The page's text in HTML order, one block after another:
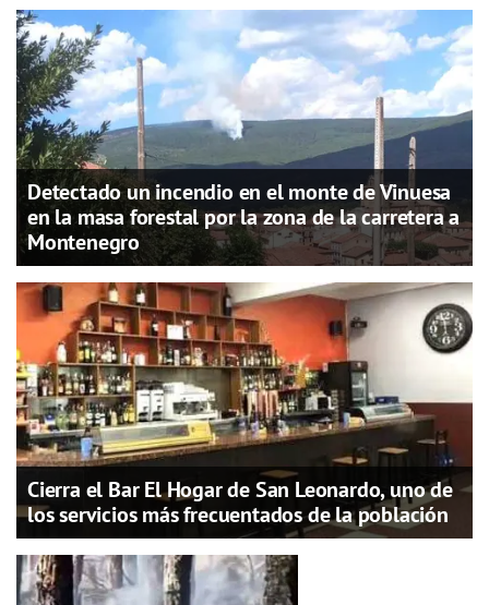
Detectado un incendio en el monte de Vinuesa
en la masa forestal por la zona de la carretera a
Montenegro
Cierra el Bar El Hogar de San Leonardo, uno de
los servicios más frecuentados de la población